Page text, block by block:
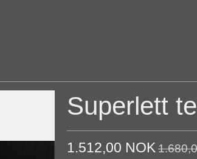
Superlett
1.512,00 NOK